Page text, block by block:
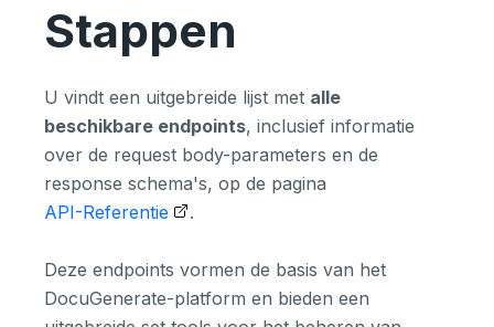
Stappen
U vindt een uitgebreide lijst met alle
beschikbare endpoints, inclusief informatie
over de request body-parameters en de
response schema's, op de pagina
API-Referentie
.
Deze endpoints vormen de basis van het
DocuGenerate-platform en bieden een